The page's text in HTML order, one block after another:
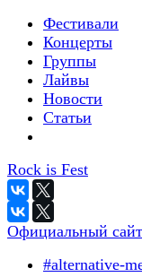
Фестивали
Концерты
Группы
Лайвы
Новости
Статьи
Rock is Fest
Официальный
#alternative-